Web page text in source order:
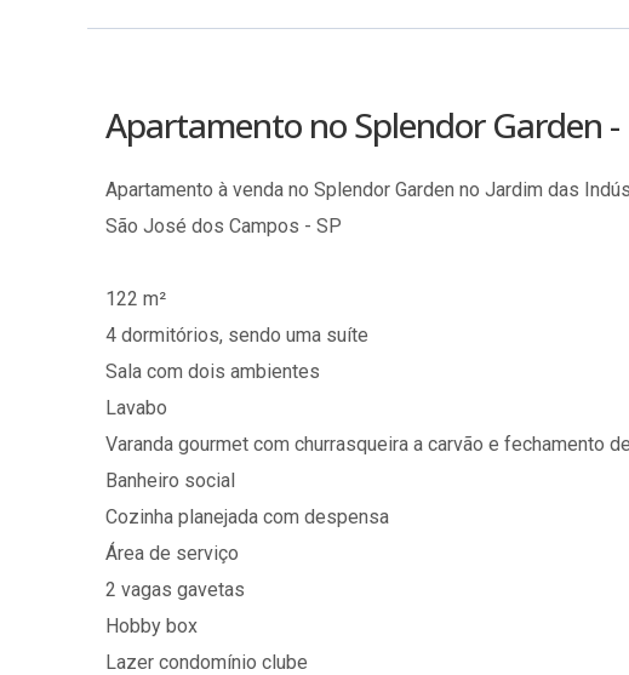
Apartamento no Splendor Garden -
Apartamento à venda no Splendor Garden no Jardim das
São José dos Campos - SP
122 m²
4 dormitórios, sendo uma suíte
Sala com dois ambientes
Lavabo
Varanda gourmet com churrasqueira a carvão e fechamento
Banheiro social
Cozinha planejada com despensa
Área de serviço
2 vagas gavetas
Hobby box
Lazer condomínio clube